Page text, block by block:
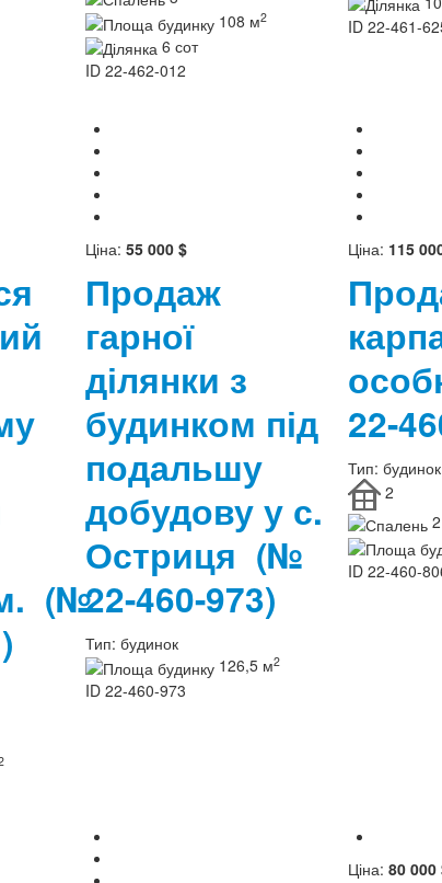
108 м2
6 сот
ID 22-462-012
ID 22-461-
(№
Ціна: 55 000 $
Продаж
гарної
ділянки з
будинком під
подальшу
добудову у с.
Остриця (№
22-460-973)
Тип: будинок
126,5 м2
ID 22-460-973
Ціна: 115
22-
Тип: будинок
2
2
ID 22-460-
Ціна: 80 000